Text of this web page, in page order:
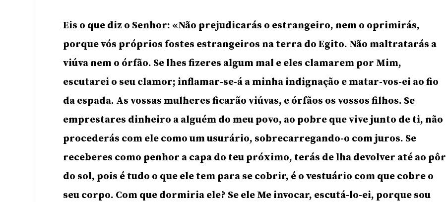
Eis o que diz o Senhor: «Não prejudicarás o estrangeiro, nem o oprimirás,
porque vós próprios fostes estrangeiros na terra do Egito. Não maltratarás a
viúva nem o órfão. Se lhes fizeres algum mal e eles clamarem por Mim,
escutarei o seu clamor; inflamar-se-á a minha indignação e matar-vos-ei ao fio
da espada. As vossas mulheres ficarão viúvas, e órfãos os vossos filhos. Se
emprestares dinheiro a alguém do meu povo, ao pobre que vive junto de ti, não
procederás com ele como um usurário, sobrecarregando-o com juros. Se
receberes como penhor a capa do teu próximo, terás de lha devolver até ao pôr
do sol, pois é tudo o que ele tem para se cobrir, é o vestuário com que cobre o
seu corpo. Com que dormiria ele? Se ele Me invocar, escutá-lo-ei, porque sou